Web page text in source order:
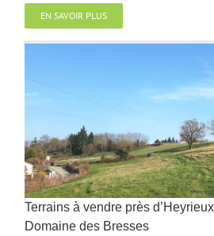
EN SAVOIR PLUS
Terrains à vendre près
Domaine des Bresses